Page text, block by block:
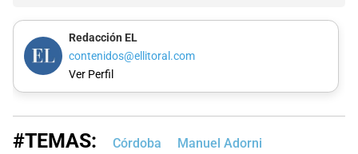
Redacción EL
contenidos@ellitoral.com
Ver Perfil
#TEMAS: Córdoba Manuel Adorni